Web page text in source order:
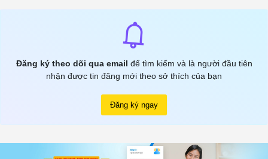
Đăng ký theo dõi qua email để tìm kiếm và là người đầu tiên
nhận được tin đăng mới theo sở thích của bạn
Đăng ký ngay